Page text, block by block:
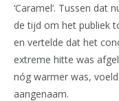
‘Caramel’. Tussen dat
de tijd om het publiek
en vertelde dat het
extreme hitte was
nóg warmer was,
aangenaam.